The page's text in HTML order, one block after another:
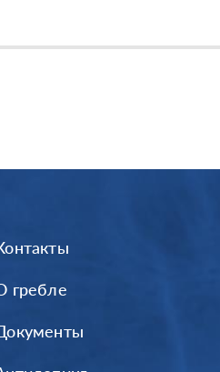
гребле